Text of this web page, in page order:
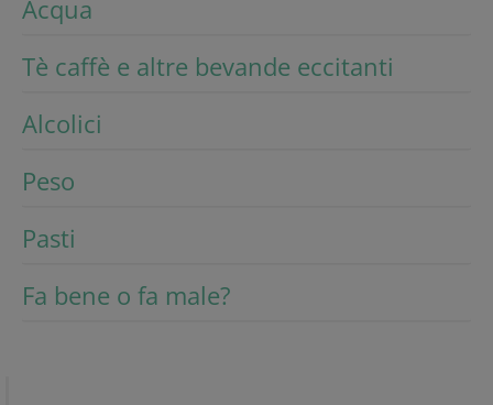
Acqua
Tè caffè e altre bevande eccitanti
Alcolici
Peso
Pasti
Fa bene o fa male?